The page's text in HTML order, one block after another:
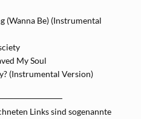
(Wanna Be) (Instrumental
My Soul
(Instrumental Version)
Links sind sogenannte